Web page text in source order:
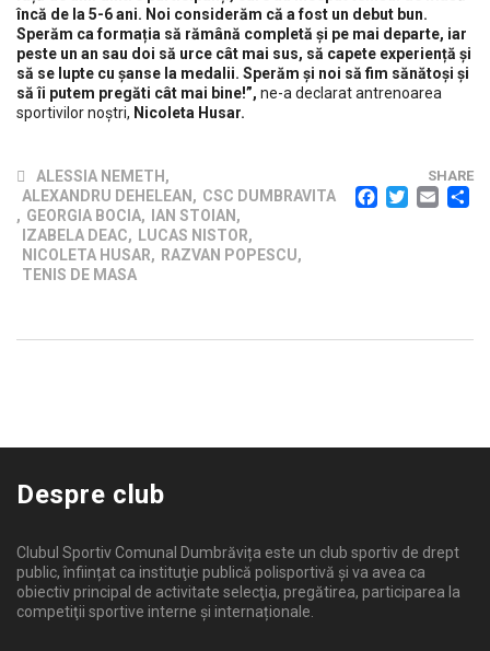
încă de la 5-6 ani. Noi considerăm că a fost un debut bun.
Sperăm ca formația să rămână completă și pe mai departe, iar
peste un an sau doi să urce cât mai sus, să capete experiență și
să se lupte cu șanse la medalii. Sperăm și noi să fim sănătoși și
să îi putem pregăti cât mai bine!”, ne-a declarat antrenoarea
sportivilor noștri, Nicoleta Husar.
ALESSIA NEMETH ,
ALEXANDRU DEHELEAN , CSC DUMBRAVITA
, GEORGIA BOCIA, IAN STOIAN ,
IZABELA DEAC, LUCAS NISTOR,
NICOLETA HUSAR, RAZVAN POPESCU,
TENIS DE MASA
SHARE
Despre club
Clubul Sportiv Comunal Dumbrăvița este un club sportiv de drept
public, înființat ca instituţie publică polisportivă și va avea ca
obiectiv principal de activitate selecţia, pregătirea, participarea la
competiţii sportive interne şi internaționale.